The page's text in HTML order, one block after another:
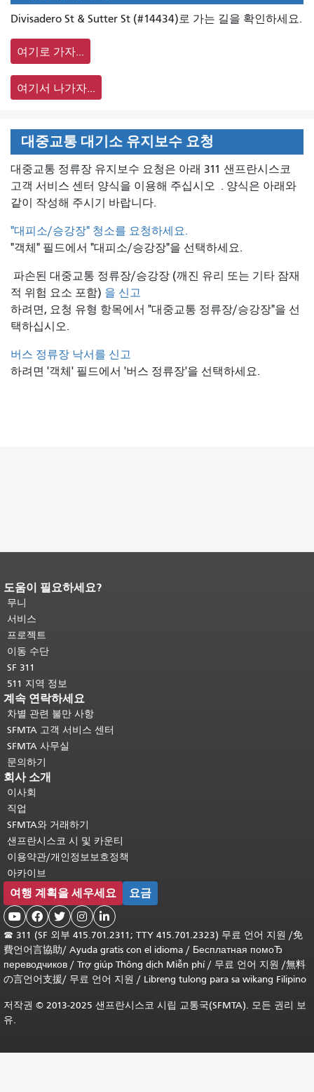
Divisadero St & Sutter St (#14434)로 가는 길을 확인하세요.
여기로 가자...
여기서 나가자...
대중교통 대기소 유지보수 요청
대중교통 정류장 유지보수 요청은 아래 311 샌프란시스코
고객 서비스 센터 양식을 이용해 주십시오 . 양식은 아래와
같이 작성해 주시기 바랍니다.
"대피소/승강장" 청소를 요청하세요.
"객체" 필드에서 "대피소/승강장"을 선택하세요.
파손된 대중교통 정류장/승강장 (깨진 유리 또는 기타 잠재
적 위험 요소 포함) 을 신고
하려면, 요청 유형 항목에서 "대중교통 정류장/승강장"을 선
택하십시오.
버스 정류장 낙서를 신고
하려면 '객체' 필드에서 '버스 정류장'을 선택하세요.
페이지 내용 끝입니다.이 페이지의 나
머지 내용은 모든 페이지에 반복됩니
다.메인 콘텐츠 상단으로 돌아가려면
여기를 클릭하십시오
도움이 필요하세요?
무니
서비스
프로젝트
이동 수단
SF 311
511 지역 정보
계속 연락하세요
차별 관련 불만 사항
SFMTA 고객 서비스 센터
SFMTA 사무실
문의하기
회사 소개
이사회
직업
SFMTA와 거래하기
샌프란시스코 시 및 카운티
이용약관/개인정보보호정책
아카이브
여행 계획을 세우세요 요금
    
☎ 311 (SF 외부 415.701.2311; TTY 415.701.2323) 무료 언어 지원 /免
費언어言協助/ Ayuda gratis con el idioma / Бесплатная помоЂ
переводчиков / Trợ giúp Thông dịch Miễn phí/ 무료 언어 지원 /無料
の言언어支援/ 무료 언어 지원 / Libreng tulong para sa wikang Filipino
저작권 © 2013-2025 샌프란시스코 시립 교통국(SFMTA). 모든 권리 보
유.